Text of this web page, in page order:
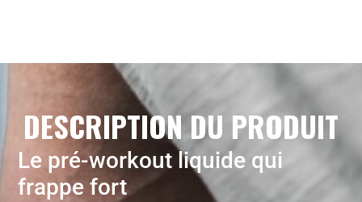
DESCRIPTION DU PRODUIT
Le pré-workout liquide qui
frappe fort